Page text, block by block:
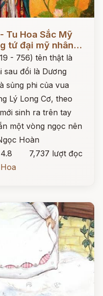
Tu Hoa Sắc Mỹ
tứ đại mỹ nhân...
- 756) tên thật là
sau đổi là Dương
sủng phi của vua
Lý Long Cơ, theo
sinh ra trên tay
một vòng ngọc nên
Hoàn
4.8
7,737 lượt đọc